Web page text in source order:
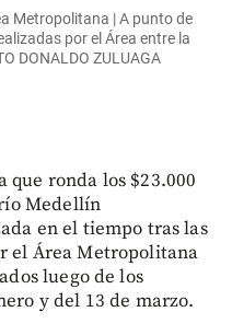
Metropolitana | A punto de
por el Área entre la
DONALDO ZULUAGA
ronda los $23.000
Medellín
en el tiempo tras las
el Área Metropolitana
luego de los
y del 13 de marzo.